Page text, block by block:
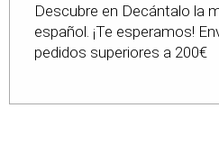
Descubre en Decántalo la
español. ¡Te esperamos!
pedidos superiores a 200€